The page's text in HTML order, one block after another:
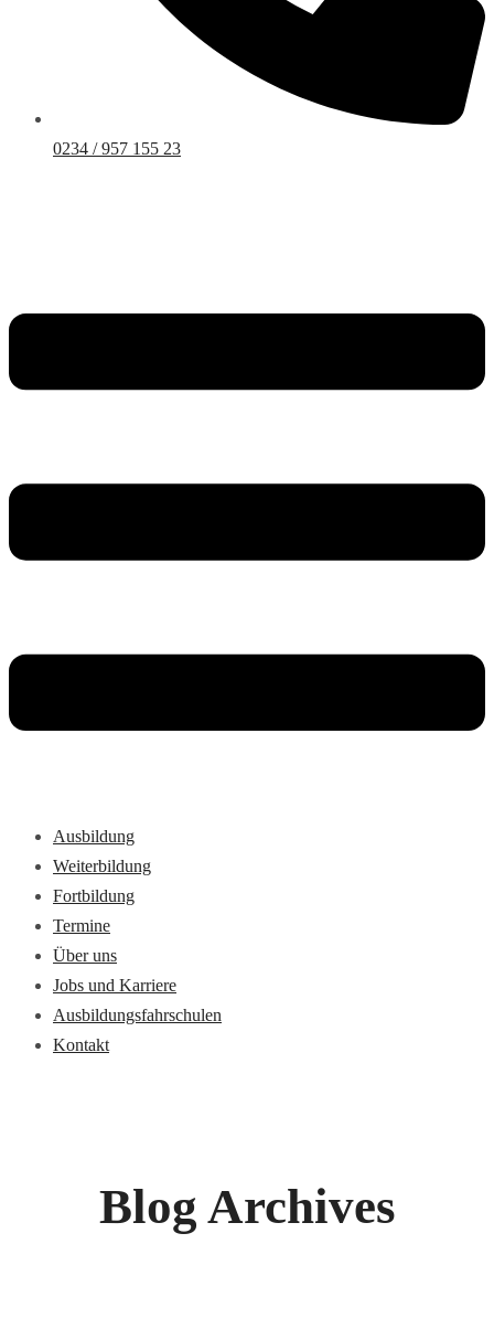
0234 / 957 155 23
Ausbildung
Weiterbildung
Fortbildung
Termine
Über uns
Jobs und Karriere
Ausbildungsfahrschulen
Kontakt
Blog Archives